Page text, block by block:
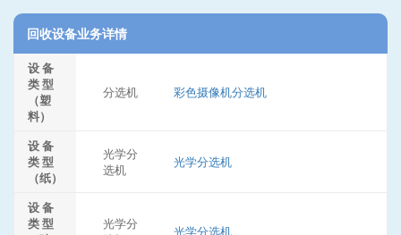
回收设备业务详情
设 备
类 型
（塑
料）
分选机 彩色摄像机分选机
设 备
类 型
（纸）
光学分
选机
光学分选机
设 备
类 型
光学分
光学分选机